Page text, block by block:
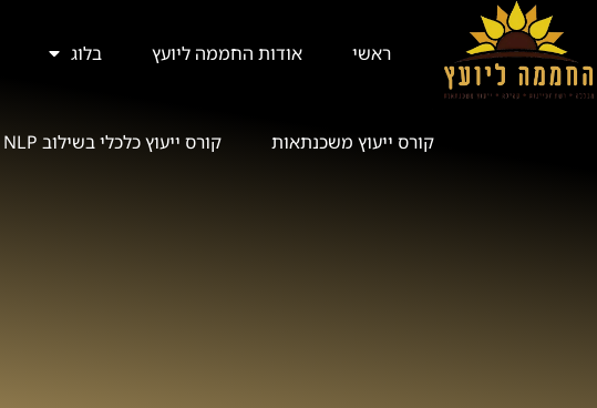
ראשי אודות החממה ליועץ בלוג
קורס ייעוץ משכנתאות קורס ייעוץ כלכלי בשילוב NLP